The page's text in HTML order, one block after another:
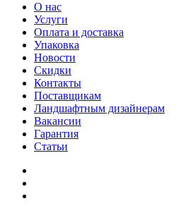
О нас
Услуги
Оплата и доставка
Упаковка
Новости
Скидки
Контакты
Поставщикам
Ландшафтным дизайнерам
Вакансии
Гарантия
Статьи